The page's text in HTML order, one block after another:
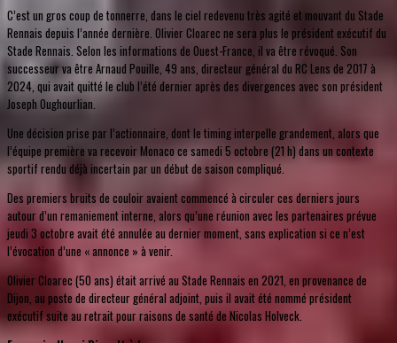
C’est un gros coup de tonnerre, dans le ciel redevenu très agité et mouvant du Stade
Rennais depuis l’année dernière. Olivier Cloarec ne sera plus le président exécutif du
Stade Rennais. Selon les informations de Ouest-France, il va être révoqué. Son
successeur va être Arnaud Pouille, 49 ans, directeur général du RC Lens de 2017 à
2024, qui avait quitté le club l’été dernier après des divergences avec son président
Joseph Oughourlian.
Une décision prise par l’actionnaire, dont le timing interpelle grandement, alors que
l’équipe première va recevoir Monaco ce samedi 5 octobre (21 h) dans un contexte
sportif rendu déjà incertain par un début de saison compliqué.
Des premiers bruits de couloir avaient commencé à circuler ces derniers jours
autour d’un remaniement interne, alors qu’une réunion avec les partenaires prévue
jeudi 3 octobre avait été annulée au dernier moment, sans explication si ce n’est
l’évocation d’une « annonce » à venir.
Olivier Cloarec (50 ans) était arrivé au Stade Rennais en 2021, en provenance de
Dijon, au poste de directeur général adjoint, puis il avait été nommé président
exécutif suite au retrait pour raisons de santé de Nicolas Holveck.